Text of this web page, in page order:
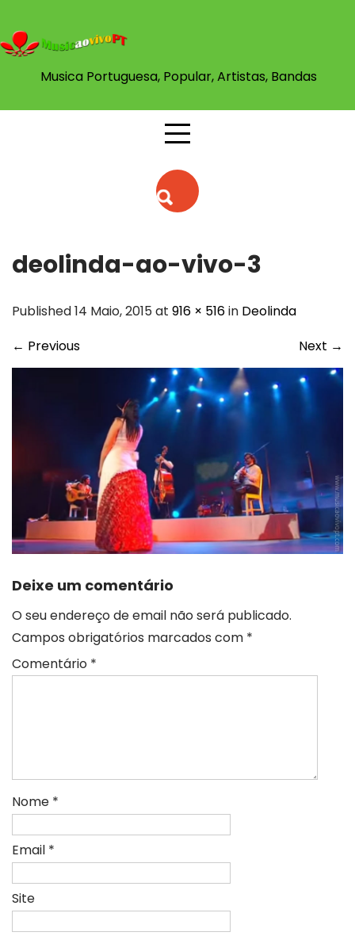
content
Musica Portuguesa, Popular, Artistas, Bandas
deolinda-ao-vivo-3
Published 14 Maio, 2015 at 916 × 516in Deolinda
← Previous Next →
Deixe um comentário
O seu endereço de email não será publicado.
Campos obrigatórios marcados com *
Comentário *
Nome *
Email *
Site